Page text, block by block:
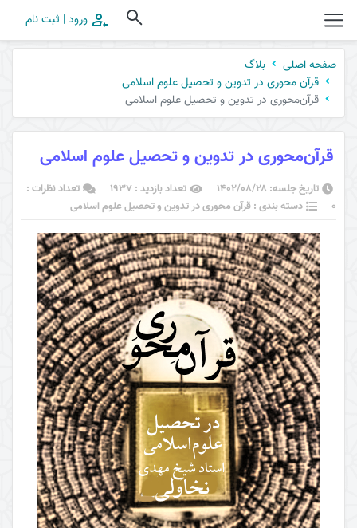
ورود | ثبت نام
صفحه اصلی
بلاگ
قرآن محوری در تدوین و تحصیل علوم اسلامی
قرآن‌محوری در تدوین و تحصیل علوم اسلامی
قرآن‌محوری در تدوین و تحصیل علوم اسلامی
تاریخ جلسه: ۱۴۰۲/۰۸/۲۸ تعداد بازدید : 1937
تعداد نظرات :
0
دسته بندی : قرآن محوری در تدوین و تحصیل علوم اسلامی